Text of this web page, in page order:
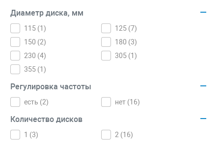
Диаметр диска, мм
115 (1 ) 125 (7)
150 (2) 180 (3)
230 (4) 305 (1)
355 (1 )
Регулировка частоты
есть (2) нет (16)
Количество дисков
1 (3) 2 (16)